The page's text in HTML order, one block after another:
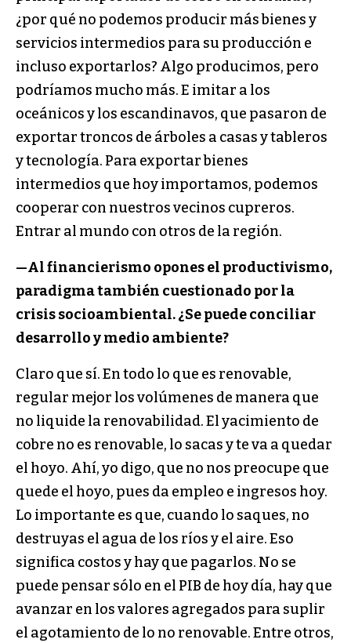
¿por qué no podemos producir más bienes y
servicios intermedios para su producción e
incluso exportarlos? Algo producimos, pero
podríamos mucho más. E imitar a los
oceánicos y los escandinavos, que pasaron de
exportar troncos de árboles a casas y tableros
y tecnología. Para exportar bienes
intermedios que hoy importamos, podemos
cooperar con nuestros vecinos cupreros.
Entrar al mundo con otros de la región.
—Al financierismo opones el productivismo,
paradigma también cuestionado por la
crisis socioambiental. ¿Se puede conciliar
desarrollo y medio ambiente?
Claro que sí. En todo lo que es renovable,
regular mejor los volúmenes de manera que
no liquide la renovabilidad. El yacimiento de
cobre no es renovable, lo sacas y te va a quedar
el hoyo. Ahí, yo digo, que no nos preocupe que
quede el hoyo, pues da empleo e ingresos hoy.
Lo importante es que, cuando lo saques, no
destruyas el agua de los ríos y el aire. Eso
significa costos y hay que pagarlos. No se
puede pensar sólo en el PIB de hoy día, hay que
avanzar en los valores agregados para suplir
el agotamiento de lo no renovable. Entre otros,